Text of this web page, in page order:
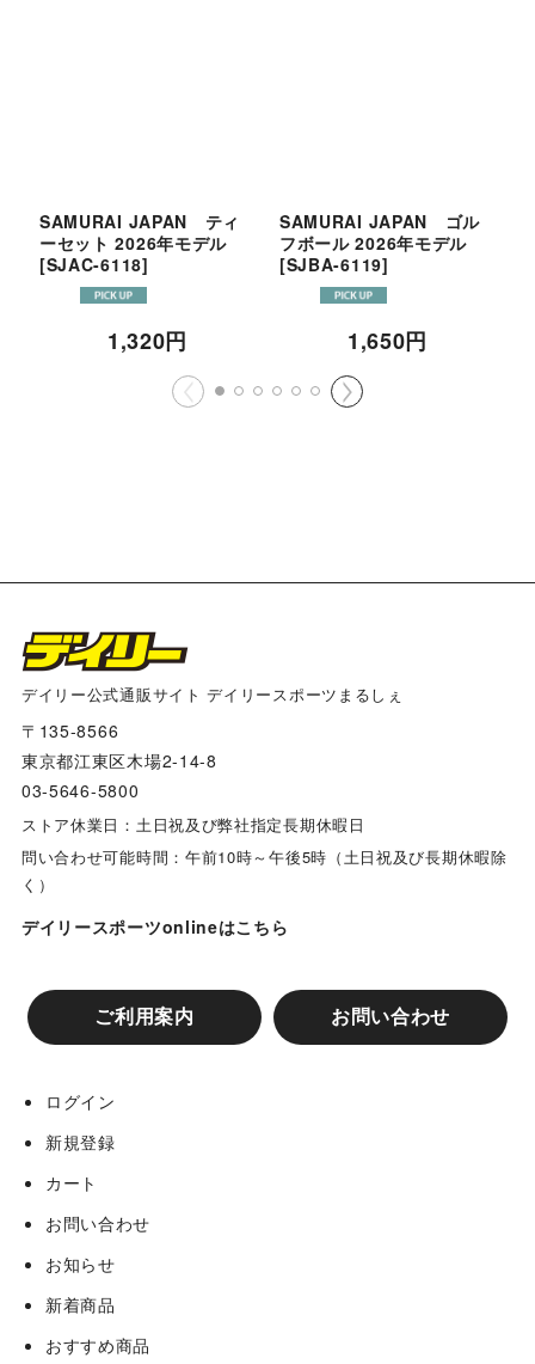
SAMURAI JAPAN ティ
ーセット 2026年モデル
[SJAC-6118]
1,320円
SAMURAI JAPAN ゴル
フボール 2026年モデル
[SJBA-6119]
1,650円
デイリー公式通販サイト デイリースポーツまるしぇ
〒135-8566
東京都江東区木場2-14-8
03-5646-5800
ストア休業日：土日祝及び弊社指定長期休暇日
問い合わせ可能時間：午前10時～午後5時（土日祝及び長期休暇除
く）
デイリースポーツonlineはこちら
ご利用案内 お問い合わせ
ログイン
新規登録
カート
お問い合わせ
お知らせ
新着商品
おすすめ商品